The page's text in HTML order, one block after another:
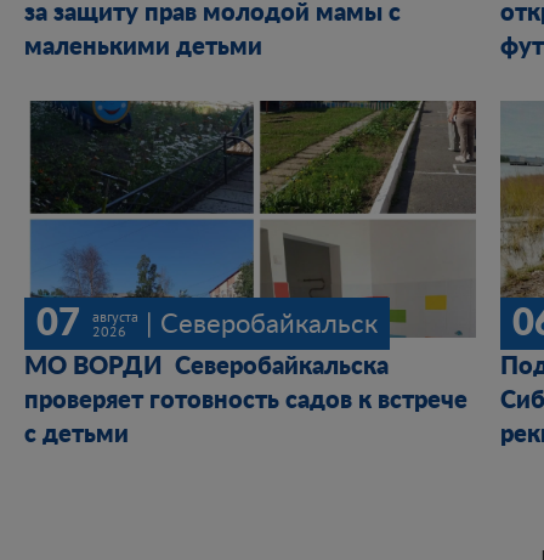
за защиту прав молодой мамы с
маленькими детьми
07
августа
2026
| Северобайкальск
МО ВОРДИ Северобайкальска
проверяет готовность садов к встрече
с детьми